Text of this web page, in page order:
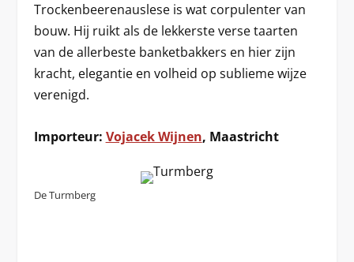
Trockenbeerenauslese is wat corpulenter van
bouw. Hij ruikt als de lekkerste verse taarten
van de allerbeste banketbakkers en hier zijn
kracht, elegantie en volheid op sublieme wijze
verenigd.
Importeur: Vojacek Wijnen, Maastricht
De Turmberg